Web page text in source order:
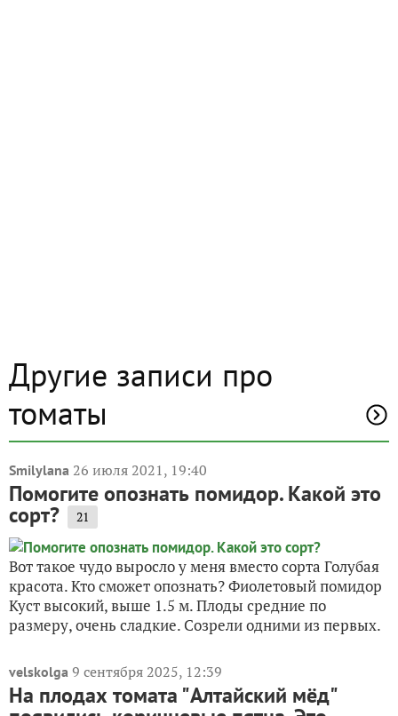
Другие записи про
томаты
Smilylana 26 июля 2021, 19:40
Помогите опознать помидор. Какой это
сорт? 21
Вот такое чудо выросло у меня вместо сорта Голубая
красота. Кто сможет опознать? Фиолетовый помидор
Куст высокий, выше 1.5 м. Плоды средние по
размеру, очень сладкие. Созрели одними из первых.
velskolga 9 сентября 2025, 12:39
На плодах томата "Алтайский мёд"